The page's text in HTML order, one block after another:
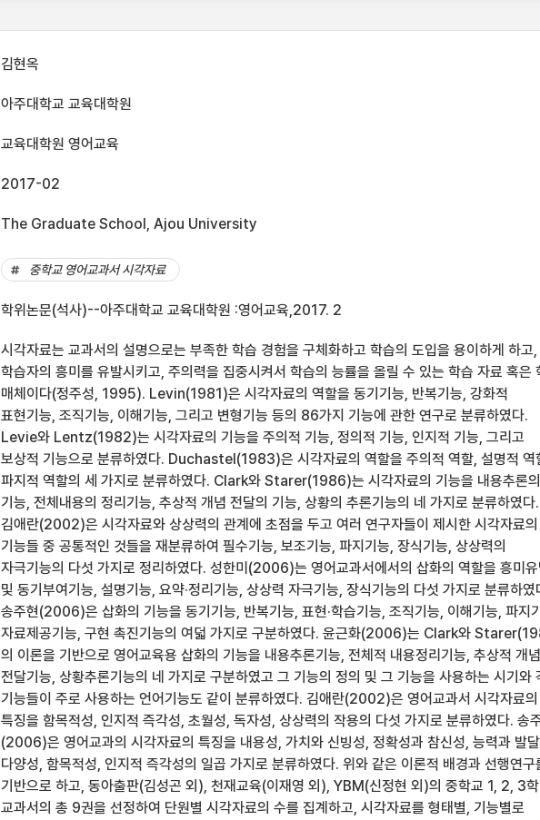
김현옥
아주대학교 교육대학원
교육대학원 영어교육
2017-02
The Graduate School, Ajou University
중학교 영어교과서 시각자료
학위논문(석사)--아주대학교 교육대학원 :영어교육,2017. 2
시각자료는 교과서의 설명으로는 부족한 학습 경험을 구체화하고 학습의 도입을 용이하게 하고,
학습자의 흥미를 유발시키고, 주의력을 집중시켜서 학습의 능률을 올릴 수 있는 학습 자료 혹은
매체이다(정주성, 1995). Levin(1981)은 시각자료의 역할을 동기기능, 반복기능, 강화적
표현기능, 조직기능, 이해기능, 그리고 변형기능 등의 86가지 기능에 관한 연구로 분류하였다.
Levie와 Lentz(1982)는 시각자료의 기능을 주의적 기능, 정의적 기능, 인지적 기능, 그리고
보상적 기능으로 분류하였다. Duchastel(1983)은 시각자료의 역할을 주의적 역할, 설명적 역
파지적 역할의 세 가지로 분류하였다. Clark와 Starer(1986)는 시각자료의 기능을 내용추론의
기능, 전체내용의 정리기능, 추상적 개념 전달의 기능, 상황의 추론기능의 네 가지로 분류하였다.
김애란(2002)은 시각자료와 상상력의 관계에 초점을 두고 여러 연구자들이 제시한 시각자료의
기능들 중 공통적인 것들을 재분류하여 필수기능, 보조기능, 파지기능, 장식기능, 상상력의
자극기능의 다섯 가지로 정리하였다. 성한미(2006)는 영어교과서에서의 삽화의 역할을 흥미
및 동기부여기능, 설명기능, 요약·정리기능, 상상력 자극기능, 장식기능의 다섯 가지로 분류하였
송주현(2006)은 삽화의 기능을 동기기능, 반복기능, 표현·학습기능, 조직기능, 이해기능, 파지
자료제공기능, 구현 촉진기능의 여덟 가지로 구분하였다. 윤근화(2006)는 Clark와
의 이론을 기반으로 영어교육용 삽화의 기능을 내용추론기능, 전체적 내용정리기능, 추상적 개념
전달기능, 상황추론기능의 네 가지로 구분하였고 그 기능의 정의 및 그 기능을 사용하는 시기와
기능들이 주로 사용하는 언어기능도 같이 분류하였다. 김애란(2002)은 영어교과서 시각자료의
특징을 함목적성, 인지적 즉각성, 초월성, 독자성, 상상력의 작용의 다섯 가지로 분류하였다. 송
(2006)은 영어교과의 시각자료의 특징을 내용성, 가치와 신빙성, 정확성과 참신성, 능력과 발
다양성, 함목적성, 인지적 즉각성의 일곱 가지로 분류하였다. 위와 같은 이론적 배경과 선행연구
기반으로 하고, 동아출판(김성곤 외), 천재교육(이재영 외), YBM(신정현 외)의 중학교 1, 2, 3
교과서의 총 9권을 선정하여 단원별 시각자료의 수를 집계하고, 시각자료를 형태별, 기능별로